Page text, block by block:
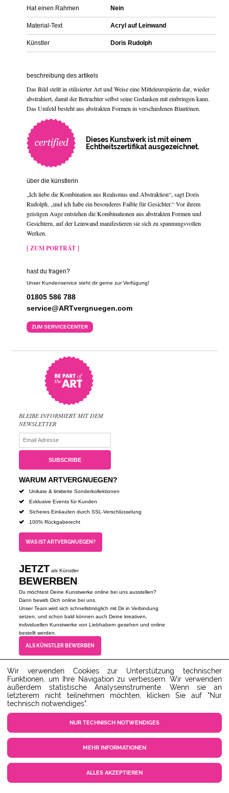
Hat einen Rahmen Nein
Material-Text Acryl auf Leinwand
Künstler Doris Rudolph
beschreibung des artikels
Das Bild stellt in stilisierter Art und Weise eine Mitteleuropäerin dar, wieder
abstrahiert, damit der Betrachter selbst seine Gedanken mit einbringen kann.
Das Umfeld besteht aus abstrakten Formen in verschiedenen Blautönen.
Dieses Kunstwerk ist mit einem
Echtheitszertifikat ausgezeichnet.
über die künstlerin
„Ich liebe die Kombination aus Realismus und Abstraktion“, sagt Doris
Rudolph, „und ich habe ein besonderes Faible für Gesichter.“ Vor ihrem
geistigen Auge entstehen die Kombinationen aus abstrakten Formen und
Gesichtern, auf der Leinwand manifestieren sie sich zu spannungsvollen
Werken.
[ ZUM PORTRÄT ]
hast du fragen?
Unser Kundenservice steht dir gerne zur Verfügung!
01805 586 788
service@ARTvergnuegen.com
ZUM SERVICECENTER
BLEIBE INFORMIERT MIT DEM
NEWSLETTER
WARUM ARTVERGNUEGEN?
Unikate & limitierte Sonderkollektionen
Exklusive Events für Kunden
Sicheres Einkaufen durch SSL-Verschlüsselung
100% Rückgaberecht
WAS IST ARTVERGNUEGEN?
JETZT als Künstler
BEWERBEN
Du möchtest Deine Kunstwerke online bei uns ausstellen?
Dann bewirb Dich online bei uns.
Unser Team wird sich schnellstmöglich mit Dir in Verbindung
setzen, und schon bald können auch Deine kreativen,
individuellen Kunstwerke von Liebhabern gesehen und online
bestellt werden.
ALS KÜNSTLER BEWERBEN
Unser Kundenservice steht dir gerne zur Verfügung!
service@ARTvergnuegen.com
SERVICE-HOTLINE : 01805 586
Festnetz: max. 14 Cent/Min. -
(Mo-Do 9-18 Uhr, Fr 9-16 Uhr)
Wir verwenden Cookies zur Unterstützung technischer
Funktionen, um Ihre Navigation zu verbessern. Wir verwenden
außerdem statistische Analyseinstrumente. Wenn sie an
letzterem nicht teilnehmen möchten, klicken Sie auf "Nur
technisch notwendiges".
NUR TECHNISCH NOTWENDIGES
MEHR INFORMATIONEN
ALLES AKZEPTIEREN